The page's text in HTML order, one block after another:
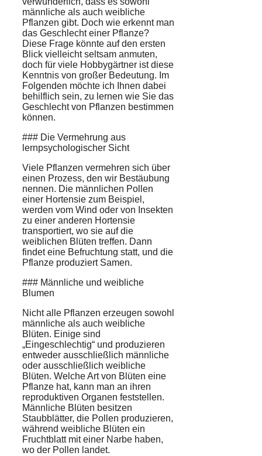
männliche als auch weibliche
Pflanzen gibt. Doch wie erkennt man
das Geschlecht einer Pflanze?
Diese Frage könnte auf den ersten
Blick vielleicht seltsam anmuten,
doch für viele Hobbygärtner ist diese
Kenntnis von großer Bedeutung. Im
Folgenden möchte ich Ihnen dabei
behilflich sein, zu lernen wie Sie das
Geschlecht von Pflanzen bestimmen
können.
### Die Vermehrung aus
lernpsychologischer Sicht
Viele Pflanzen vermehren sich über
einen Prozess, den wir Bestäubung
nennen. Die männlichen Pollen
einer Hortensie zum Beispiel,
werden vom Wind oder von Insekten
zu einer anderen Hortensie
transportiert, wo sie auf die
weiblichen Blüten treffen. Dann
findet eine Befruchtung statt, und die
Pflanze produziert Samen.
### Männliche und weibliche
Blumen
Nicht alle Pflanzen erzeugen sowohl
männliche als auch weibliche
Blüten. Einige sind
„Eingeschlechtig“ und produzieren
entweder ausschließlich männliche
oder ausschließlich weibliche
Blüten. Welche Art von Blüten eine
Pflanze hat, kann man an ihren
reproduktiven Organen feststellen.
Männliche Blüten besitzen
Staubblätter, die Pollen produzieren,
während weibliche Blüten ein
Fruchtblatt mit einer Narbe haben,
wo der Pollen landet.